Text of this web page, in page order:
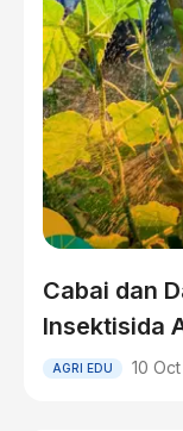
Cabai dan
Insektisida
AGRI EDU 10